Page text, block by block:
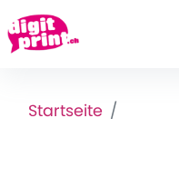
Startseite